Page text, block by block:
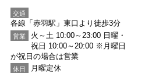
交通
各線「赤羽駅」東口より徒歩3分
営業
火～土 10:00～23:00 日曜・
祝日 10:00～20:00 ※月曜日
が祝日の場合は営業
休日 月曜定休